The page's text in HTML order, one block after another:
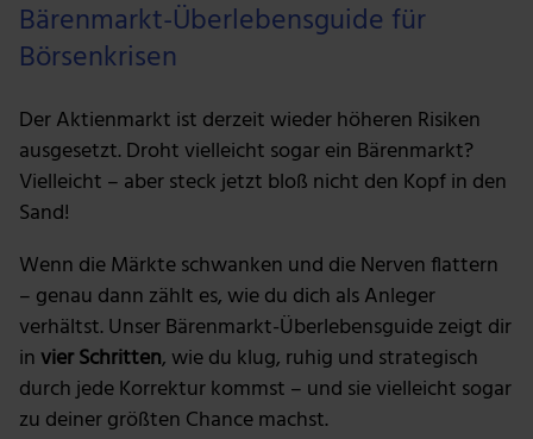
Bärenmarkt-Überlebensguide für
Börsenkrisen
Der Aktienmarkt ist derzeit wieder höheren Risiken
ausgesetzt. Droht vielleicht sogar ein Bärenmarkt?
Vielleicht – aber steck jetzt bloß nicht den Kopf in den
Sand!
Wenn die Märkte schwanken und die Nerven flattern
– genau dann zählt es, wie du dich als Anleger
verhältst. Unser Bärenmarkt-Überlebensguide zeigt dir
invier Schritten, wie du klug, ruhig und strategisch
durch jede Korrektur kommst – und sie vielleicht sogar
zu deiner größten Chance machst.